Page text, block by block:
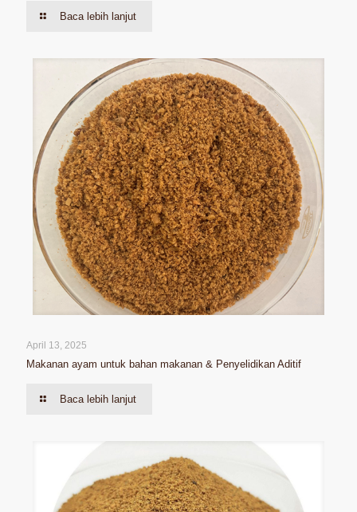
Baca lebih lanjut
April 13, 2025
Makanan ayam untuk bahan makanan & Penyelidikan Aditif
Baca lebih lanjut